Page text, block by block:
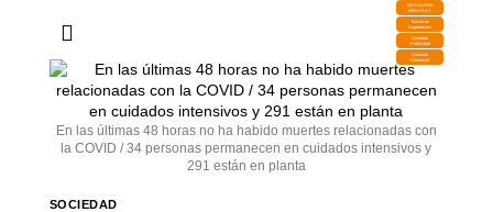
DESCARGA
MIRAPLAY
Buzón de
Sugerencias
Contratar
Publicidad
Contacto
Comercial
En las últimas 48 horas no ha habido muertes relacionadas con
la COVID / 34 personas permanecen en cuidados intensivos y
291 están en planta
SOCIEDAD